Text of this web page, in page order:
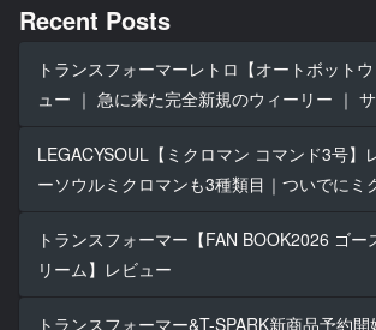
Recent Posts
トランスフォーマーレトロ【オートボット
ュー ｜ 急に来た完全新規のウィーリー ｜
LEGACYSOUL【ミクロマン コマンド3号】
ーソウルミクロマンも3種類目｜ついでにミ
トランスフォーマー【FAN BOOK2026 ゴー
リーム】レビュー
トランスフォーマー&T-SPARK新商品予約